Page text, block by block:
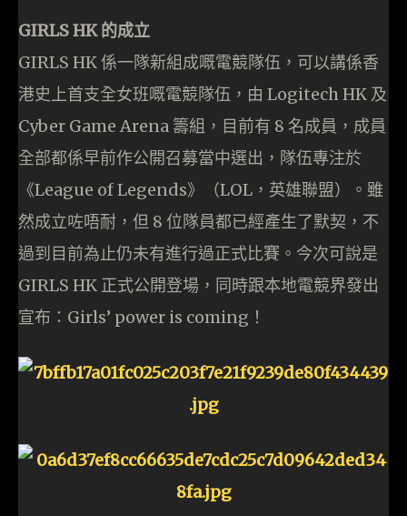
GIRLS HK 的成立
GIRLS HK 係一隊新組成嘅電競隊伍，可以講係香
港史上首支全女班嘅電競隊伍，由 Logitech HK 及
Cyber Game Arena 籌組，目前有 8 名成員，成員
全部都係早前作公開召募當中選出，隊伍專注於
《League of Legends》（LOL，英雄聯盟）。雖
然成立咗唔耐，但 8 位隊員都已經產生了默契，不
過到目前為止仍未有進行過正式比賽。今次可說是
GIRLS HK 正式公開登場，同時跟本地電競界發出
宣布：Girls’ power is coming！